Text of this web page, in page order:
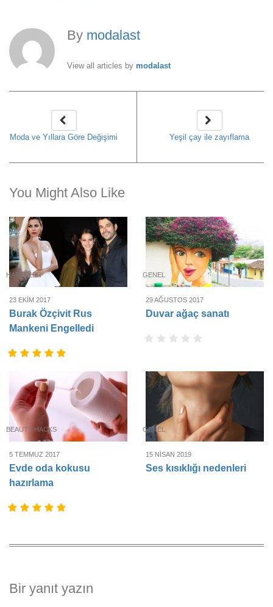
By modalast
View all articles by modalast
Moda ve Yıllara Göre Değişimi Yeşil çay ile zayıflama
You Might Also Like
HABERLER
23 EKIM 2017
Burak Özçivit Rus
Mankeni Engelledi
GENEL
29 AĞUSTOS 2017
Duvar ağaç sanatı
BEAUTY HACKS
5 TEMMUZ 2017
Evde oda kokusu
hazırlama
GENEL
15 NISAN 2019
Ses kısıklığı nedenleri
Bir yanıt yazın